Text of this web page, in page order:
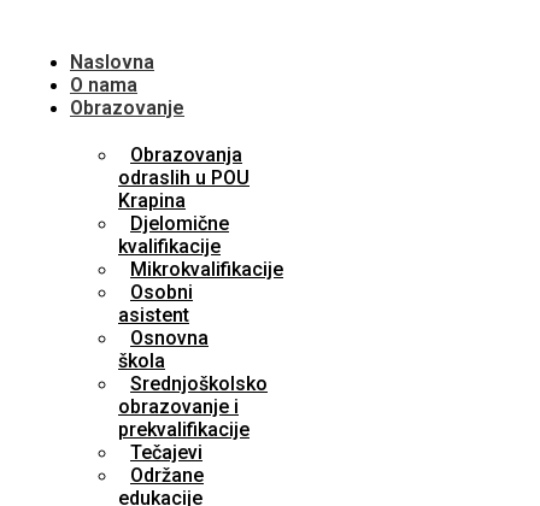
Naslovna
O nama
Obrazovanje
Obrazovanja
odraslih u POU
Krapina
Djelomične
kvalifikacije
Mikrokvalifikacije
Osobni
asistent
Osnovna
škola
Srednjoškolsko
obrazovanje i
prekvalifikacije
Tečajevi
Održane
edukacije